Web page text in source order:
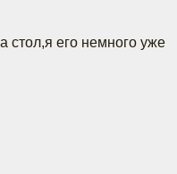
стол,я его немного уже